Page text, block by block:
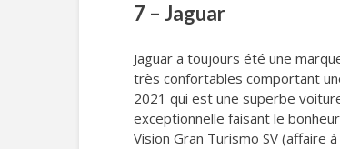
7 – Jaguar
Jaguar a toujours été une
très confortables comportant
2021 qui est une superbe
exceptionnelle faisant le
Vision Gran Turismo SV (affaire